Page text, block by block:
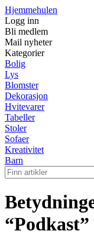
Hjemmehulen
Logg inn
Bli medlem
Mail nyheter
Kategorier
Bolig
Lys
Blomster
Dekorasjon
Hvitevarer
Tabeller
Stoler
Sofaer
Kreativitet
Barn
“Podkast”